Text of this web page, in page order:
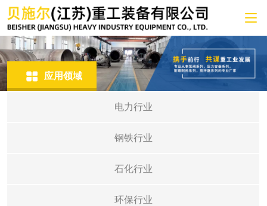
应用领域
电力行业
钢铁行业
石化行业
环保行业